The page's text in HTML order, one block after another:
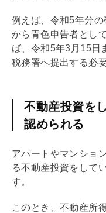
例えば、令和5年分の
から青色申告者とし
ば、令和5年3月15日
税務署へ提出する必
不動産投資を
認められる
アパートやマンショ
る不動産投資をして
す。
このとき、不動産所